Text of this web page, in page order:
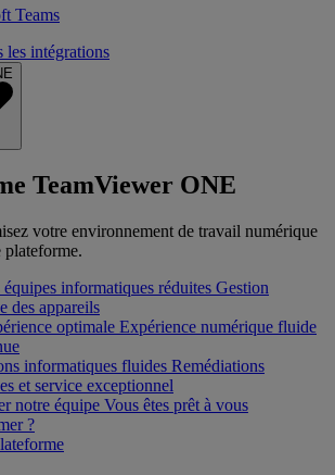
Teams
les intégrations
TeamViewer ONE
votre environnement de travail numérique
plateforme.
équipes informatiques réduites Gestion
des appareils
optimale Expérience numérique fluide
informatiques fluides Remédiations
et service exceptionnel
notre équipe Vous êtes prêt à vous
?